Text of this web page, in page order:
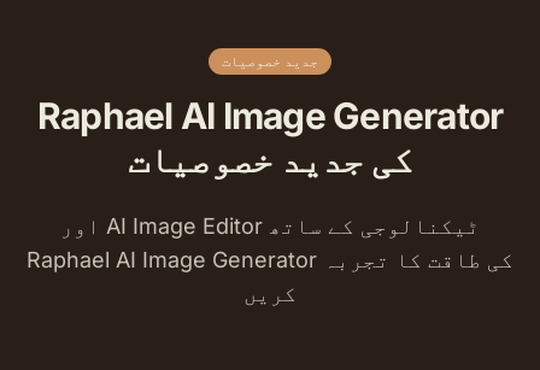
جدید خصوصیات
Raphael AI Image Generator
کی جدید خصوصیات
اور AI Image Editor ٹیکنالوجی کے ساتھ
Raphael AI Image Generator کی طاقت کا تجربہ
کریں